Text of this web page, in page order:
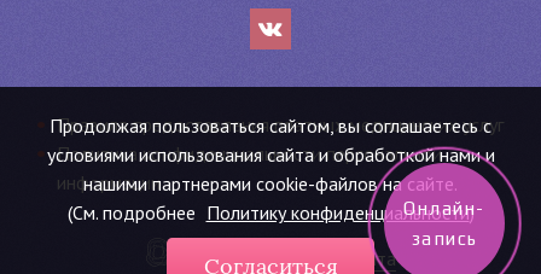
Правила предоставления платных медицинских услуг
Политика конфиденциальности персональной
информации
—Создание сайта
Продолжая пользоваться сайтом, вы соглашаетесь с
условиями использования сайта и обработкой нами и
нашими партнерами cookie-файлов на сайте.
(См. подробнее Политику конфиденциальности)
Согласиться
Онлайн-
запись